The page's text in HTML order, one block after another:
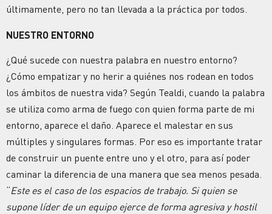
últimamente, pero no tan llevada a la práctica por todos.
NUESTRO ENTORNO
¿Qué sucede con nuestra palabra en nuestro entorno?
¿Cómo empatizar y no herir a quiénes nos rodean en todos
los ámbitos de nuestra vida? Según Tealdi, cuando la palabra
se utiliza como arma de fuego con quien forma parte de mi
entorno, aparece el daño. Aparece el malestar en sus
múltiples y singulares formas. Por eso es importante tratar
de construir un puente entre uno y el otro, para así poder
caminar la diferencia de una manera que sea menos pesada.
“Este es el caso de los espacios de trabajo. Si quien se
supone líder de un equipo ejerce de forma agresiva y hostil